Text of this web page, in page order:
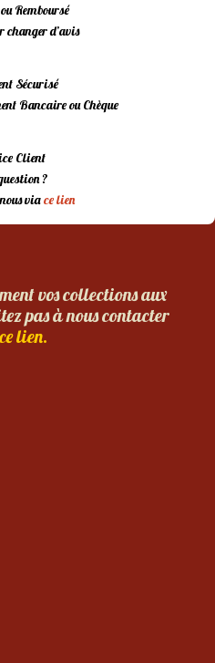
Remboursé
changer d’avis
Sécurisé
Bancaire ou Chèque
Client
?
viace lien
vos collections aux
pas à nous contacter
ce lien.